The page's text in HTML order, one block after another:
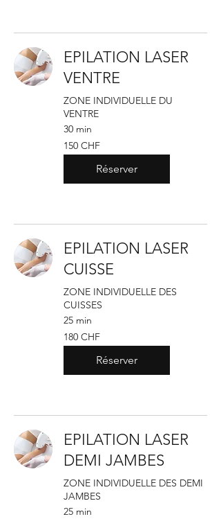
EPILATION LASER
VENTRE
ZONE INDIVIDUELLE DU
VENTRE
30 min
150
francs
suisses
150 CHF
Réserver
EPILATION LASER
CUISSE
ZONE INDIVIDUELLE DES
CUISSES
25 min
180
francs
suisses
180 CHF
Réserver
EPILATION LASER
DEMI JAMBES
ZONE INDIVIDUELLE DES DEMI
JAMBES
25 min